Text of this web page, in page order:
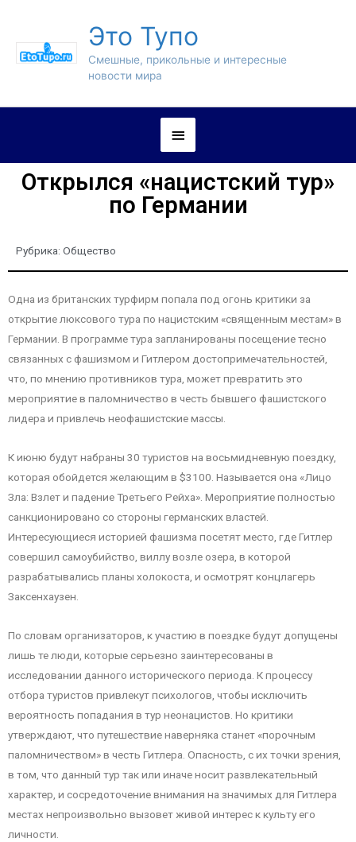
Это Тупо
Смешные, прикольные и интересные
новости мира
Открылся «нацистский тур»
по Германии
Рубрика: Общество
Одна из британских турфирм попала под огонь критики за
открытие люксового тура по нацистским «священным местам» в
Германии. В программе тура запланированы посещение тесно
связанных с фашизмом и Гитлером достопримечательностей,
что, по мнению противников тура, может превратить это
мероприятие в паломничество в честь бывшего фашистского
лидера и привлечь неофашистские массы.
К июню будут набраны 30 туристов на восьмидневную поездку,
которая обойдется желающим в $3100. Называется она «Лицо
Зла: Взлет и падение Третьего Рейха». Мероприятие полностью
санкционировано со стороны германских властей.
Интересующиеся историей фашизма посетят место, где Гитлер
совершил самоубийство, виллу возле озера, в которой
разрабатывались планы холокоста, и осмотрят концлагерь
Заксенхаузен.
По словам организаторов, к участию в поездке будут допущены
лишь те люди, которые серьезно заинтересованы в
исследовании данного исторического периода. К процессу
отбора туристов привлекут психологов, чтобы исключить
вероятность попадания в тур неонацистов. Но критики
утверждают, что путешествие наверняка станет «порочным
паломничеством» в честь Гитлера. Опасность, с их точки зрения,
в том, что данный тур так или иначе носит развлекательный
характер, и сосредоточение внимания на значимых для Гитлера
местах непроизвольно вызовет живой интерес к культу его
личности.